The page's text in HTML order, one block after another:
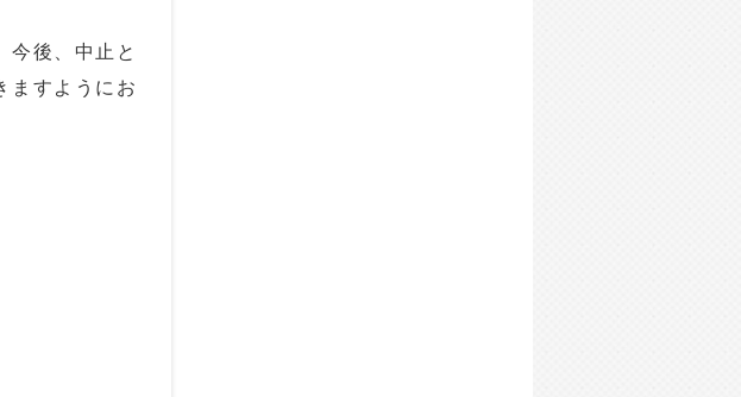
後、中止と
ますようにお